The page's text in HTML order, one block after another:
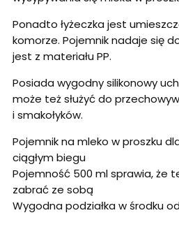
Ponadto łyżeczka jest
komorze. Pojemnik nadaje się
jest z materiału PP.
Posiada wygodny silikonowy
może też służyć do
i smakołyków.
Pojemnik na mleko w proszku
ciągłym biegu
Pojemność 500 ml sprawia, że
zabrać ze sobą
Wygodna podziałka w środku